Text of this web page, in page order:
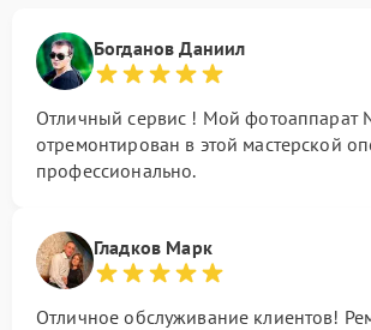
Богданов Даниил
Отличный сервис ! Мой фотоаппарат
отремонтирован в этой мастерской
профессионально.
Гладков Марк
Отличное обслуживание клиентов!